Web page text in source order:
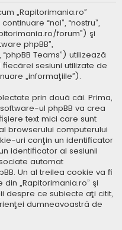
t
„Rapitorimania.ro”
“noi”, “nostru”,
forum”) şi
phpBB”,
“phpBB Teams”) utilizează
sesiuni utilizate de
„informaţiile”).
prin două căi. Prima,
ul phpBB va crea
text mici care sunt
browserului computerului
uri conţin un identificator
identificator al sesiunii
automat
Un al treilea cookie va fi
„Rapitorimania.ro” şi
despre ce subiecte aţi citit,
dumneavoastră de